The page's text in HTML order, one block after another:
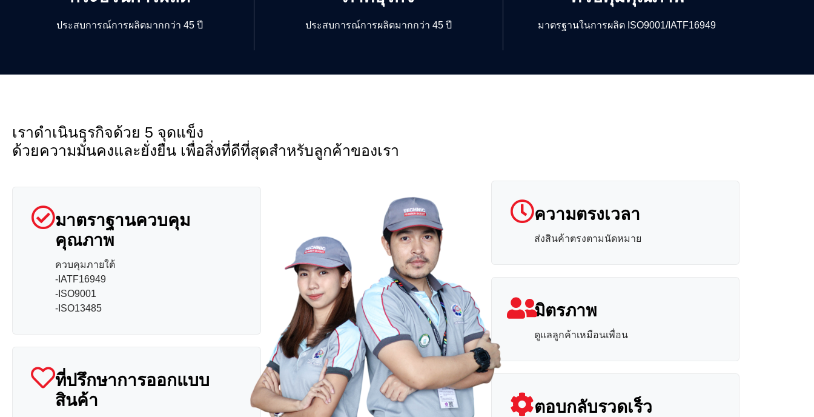
ประสบการณ์การผลิตมากกว่า 45 ปี ประสบการณ์การผลิตมากกว่า 45 ปี มาตรฐานในการผลิต ISO9001/IATF16949
เราดำเนินธุรกิจด้วย 5 จุดแข็ง
ด้วยความมั่นคงและยั่งยืน เพื่อสิ่งที่ดีที่สุดสำหรับลูกค้าของเรา
มาตราฐานควบคุม
คุณภาพ
ควบคุมภายใต้
-IATF16949
-ISO9001
-ISO13485
ที่ปรึกษาการออกแบบ
สินค้า
ความตรงเวลา
ส่งสินค้าตรงตามนัดหมาย
มิตรภาพ
ดูแลลูกค้าเหมือนเพื่อน
ตอบกลับรวดเร็ว